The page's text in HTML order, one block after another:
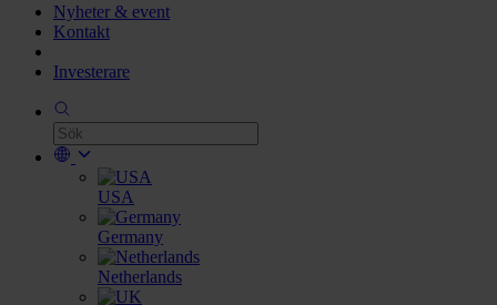
Nyheter & event
Kontakt
Investerare
USA
Germany
Netherlands